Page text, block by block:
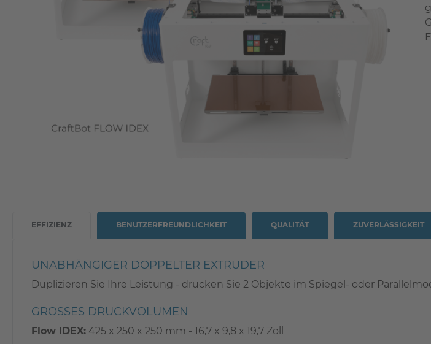
EFFIZIENZ BENUTZERFREUNDLICHKEIT QUALITÄT ZUVERLÄSSIGKEIT
UNABHÄNGIGER DOPPELTER EXTRUDER
Duplizieren Sie Ihre Leistung - drucken Sie 2 Objekte im Spiegel- oder
GROSSES DRUCKVOLUMEN
Flow IDEX: 425 x 250 x 250 mm - 16,7 x 9,8 x 19,7 Zoll